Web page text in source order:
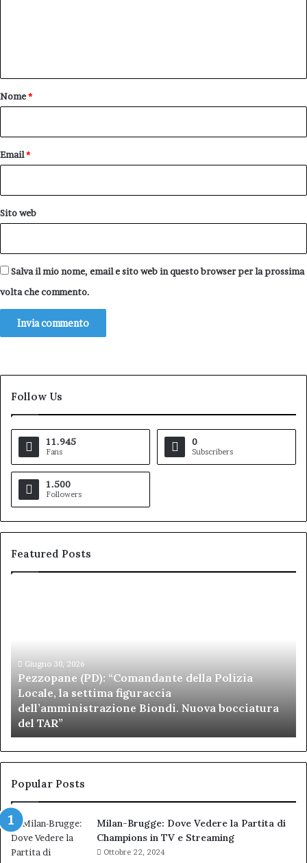
o
Nome*
Email*
Sito web
Salva il mio nome, email e sito web in questo browser per la prossima
volta che commento.
Follow Us
11.945
Fans
0
Subscribers
1.500
Followers
Featured Posts
Locale,
settima
figuraccia
dell’amministrazione
Biondi.
Nuova
bocciatura
del
Giugno 30, 2026
Pezzopane (PD): “Comandante della Polizia
Locale, la settima figuraccia
dell’amministrazione Biondi. Nuova bocciatura
del TAR”
ai
Popular Posts
Milan-Brugge: Dove Vedere la Partita di
Champions in TV e Streaming
Ottobre 22, 2024